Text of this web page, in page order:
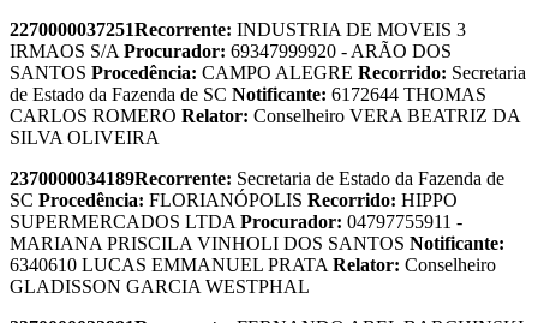
2270000037251Recorrente: INDUSTRIA DE MOVEIS 3
IRMAOS S/A Procurador: 69347999920 - ARÃO DOS
SANTOS Procedência: CAMPO ALEGRE Recorrido: Secretaria
de Estado da Fazenda de SC Notificante: 6172644 THOMAS
CARLOS ROMERO Relator: Conselheiro VERA BEATRIZ DA
SILVA OLIVEIRA
2370000034189Recorrente: Secretaria de Estado da Fazenda de
SC Procedência: FLORIANÓPOLIS Recorrido: HIPPO
SUPERMERCADOS LTDA Procurador: 04797755911 -
MARIANA PRISCILA VINHOLI DOS SANTOS Notificante:
6340610 LUCAS EMMANUEL PRATA Relator: Conselheiro
GLADISSON GARCIA WESTPHAL